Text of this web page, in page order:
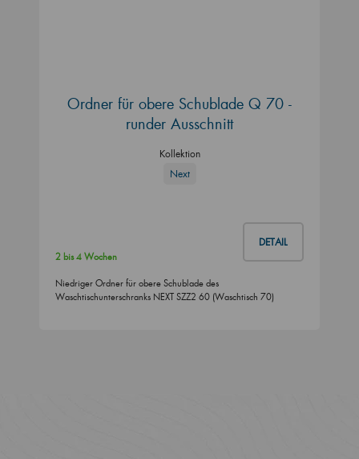
Ordner für obere Schublade Q 70 -
runder Ausschnitt
Kollektion
Next
DETAIL
2 bis 4 Wochen
Niedriger Ordner für obere Schublade des
Waschtischunterschranks NEXT SZZ2 60 (Waschtisch 70)